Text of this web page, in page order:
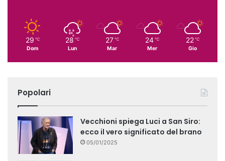
29 ℃
Dom
28 ℃
Lun
27 ℃
Mar
24 ℃
Mer
22 ℃
Gio
Popolari
Vecchioni spiega Luci a San Siro:
ecco il vero significato del brano
05/01/2025